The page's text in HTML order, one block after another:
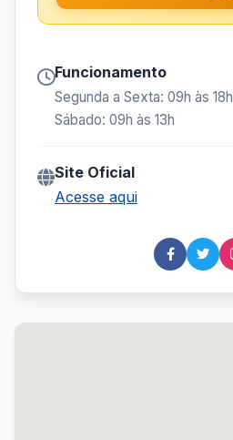
Funcionamento
Segunda a Sexta: 09h às 18h
Sábado: 09h às 13h
Site Oficial
Acesse aqui